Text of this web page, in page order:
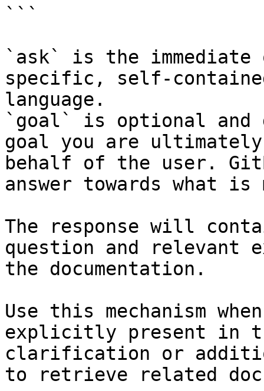
```
`ask` is the
specific, self-
language.
`goal` is optional and
goal you are
behalf of the user.
answer towards what
The response will
question and relevant
the documentation.
Use this mechanism
explicitly present in
clarification or